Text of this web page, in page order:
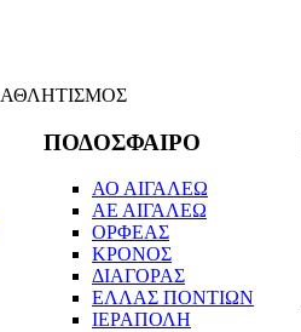
ΑΘΛΗΤΙΣΜΟΣ
ΠΟΔΟΣΦΑΙΡΟ
ΑΟ ΑΙΓΑΛΕΩ
ΑΕ ΑΙΓΑΛΕΩ
ΟΡΦΕΑΣ
ΚΡΟΝΟΣ
ΔΙΑΓΟΡΑΣ
ΕΛΛΑΣ ΠΟΝΤΙΩΝ
ΙΕΡΑΠΟΛΗ